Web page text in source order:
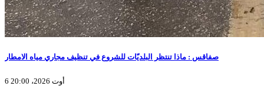
صفاقس : ماذا تنتظر البلديّات للشروع في تنظيف مجاري مياه الامطار
6 أوت 2026، 20:00